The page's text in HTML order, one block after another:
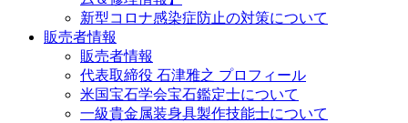
新型コロナ感染症防止の対策について
販売者情報
販売者情報
代表取締役 石津雅之 プロフィール
米国宝石学会宝石鑑定士について
一級貴金属装身具製作技能士について